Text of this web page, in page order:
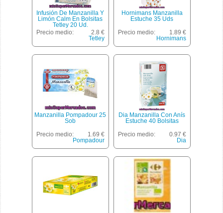
Infusión De Manzanilla Y
Limón Calm En Bolsitas
Tetley 20 Ud.
Precio medio:
2.8 €
Tetley
Hornimans Manzanilla
Estuche 35 Uds
Precio medio:
1.89 €
Hornimans
Manzanilla Pompadour 25
Sob
Precio medio:
1.69 €
Pompadour
Dia Manzanilla Con Anís
Estuche 40 Bolsitas
Precio medio:
0.97 €
Dia